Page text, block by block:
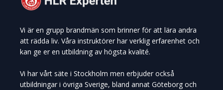
Vi är en grupp brandmän som brinner för att lära andra
att rädda liv. Våra instruktörer har verklig erfarenhet och
kan ge er en utbildning av högsta kvalité.
Vi har vårt säte i Stockholm men erbjuder också
utbildningar i övriga Sverige, bland annat Göteborg och